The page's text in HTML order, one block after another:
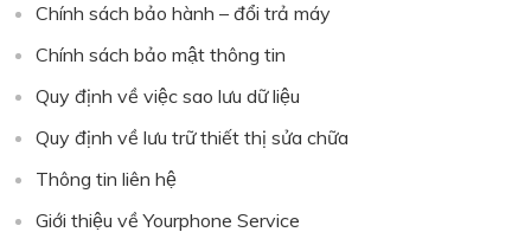
Chính sách bảo hành – đổi trả máy
Chính sách bảo mật thông tin
Quy định về việc sao lưu dữ liệu
Quy định về lưu trữ thiết thị sửa chữa
Thông tin liên hệ
Giới thiệu về Yourphone Service